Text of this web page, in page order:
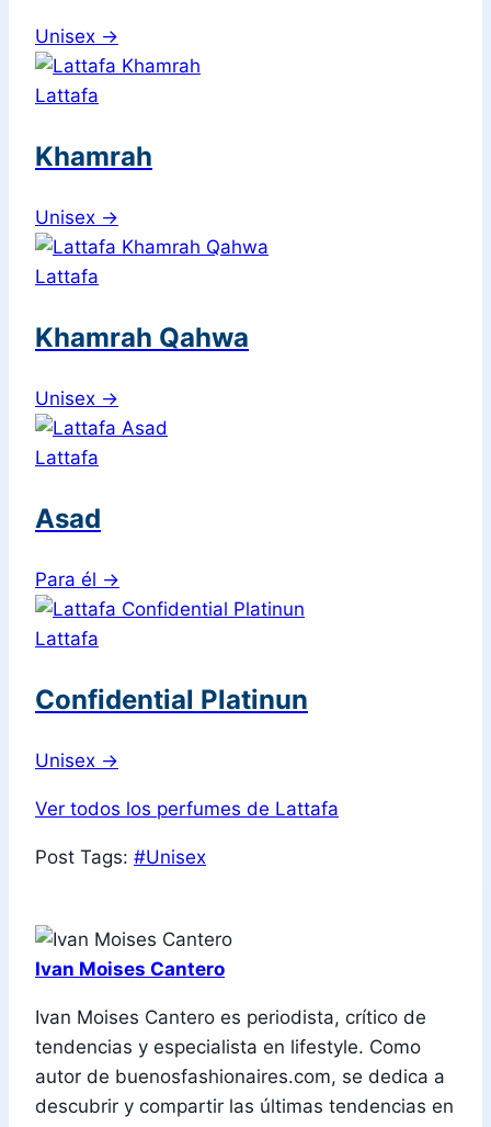
Unisex →
Lattafa
Khamrah
Unisex →
Lattafa
Khamrah Qahwa
Unisex →
Lattafa
Asad
Para él →
Lattafa
Confidential Platinun
Unisex →
Ver todos los perfumes de Lattafa
Post Tags: #Unisex
Ivan Moises Cantero
Ivan Moises Cantero es periodista, crítico de
tendencias y especialista en lifestyle. Como
autor de buenosfashionaires.com, se dedica a
descubrir y compartir las últimas tendencias en